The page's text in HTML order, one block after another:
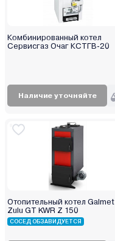
Комбинированный котел
Сервисгаз Очаг КСТГВ-20
Наличие уточняйте
Отопительный котел Galmet
Zulu GT KWR Z 150
СОСЕД ОБЗАВИДУЕТСЯ